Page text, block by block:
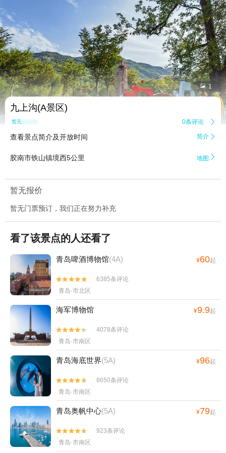
 1
九上沟(A景区)
暂无点评 0条评论 
查看景点简介及开放时间 简介 
胶南市铁山镇境西5公里 地图 
暂无报价
暂无门票预订，我们正在努力补充
看了该景点的人还看了
青岛啤酒博物馆(4A) ¥60起


6385条评论
青岛·市北区
海军博物馆 ¥9.9起


4078条评论
青岛·市南区
青岛海底世界(5A) ¥96起


8650条评论
青岛·市南区
青岛奥帆中心(5A) ¥79起


923条评论
青岛·市南区
